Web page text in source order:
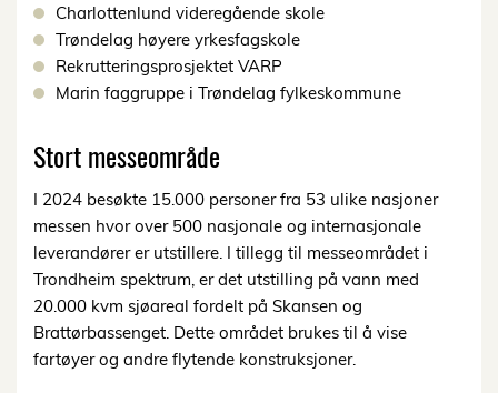
Charlottenlund videregående skole
Trøndelag høyere yrkesfagskole
Rekrutteringsprosjektet VARP
Marin faggruppe i Trøndelag fylkeskommune
Stort messeområde
I 2024 besøkte 15.000 personer fra 53 ulike nasjoner
messen hvor over 500 nasjonale og internasjonale
leverandører er utstillere. I tillegg til messeområdet i
Trondheim spektrum, er det utstilling på vann med
20.000 kvm sjøareal fordelt på Skansen og
Brattørbassenget. Dette området brukes til å vise
fartøyer og andre flytende konstruksjoner.